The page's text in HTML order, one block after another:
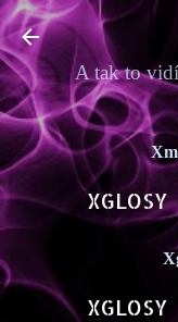
A tak to
XGLOSY
XGLOSY